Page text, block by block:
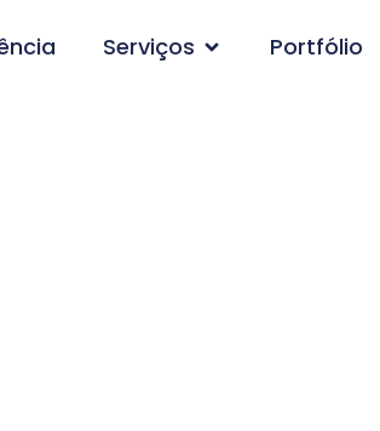
Serviços Portfólio